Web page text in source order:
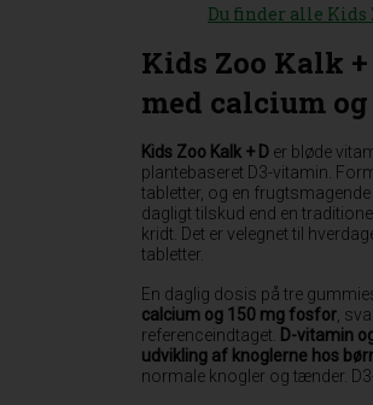
Du finder alle
Kids Zoo Kalk
med calcium
Kids Zoo Kalk + D er bløde
plantebaseret D3-vitamin.
tabletter, og en
dagligt tilskud end en
kridt. Det er velegnet til
tabletter.
En daglig dosis på tre
calcium og 150 mg fosfor,
referenceindtaget. D-vitamin
udvikling af knoglerne hos
normale knogler og tænder.